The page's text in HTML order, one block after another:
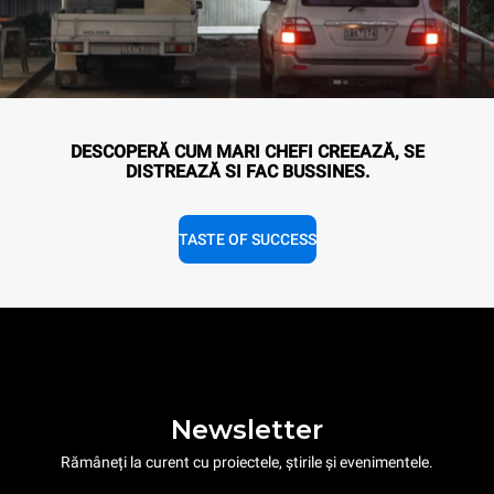
DESCOPERĂ CUM MARI CHEFI CREEAZĂ, SE
DISTREAZĂ SI FAC BUSSINES.
TASTE OF SUCCESS
Newsletter
Rămâneți la curent cu proiectele, știrile și evenimentele.